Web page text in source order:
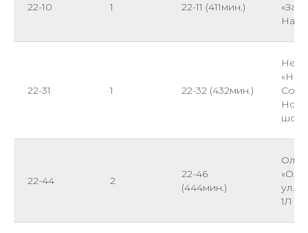
22-10 1 22-11 (411мин.)
22-31 1 22-32 (432мин.)
22-44 2
22-46
(444мин.)
ул.
1Л